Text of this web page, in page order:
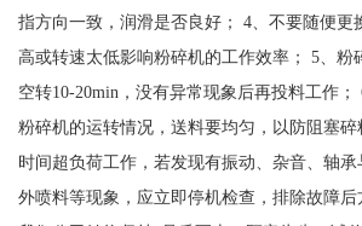
指方向一致，润滑是否良好； 4、不要随便更
高或转速太低影响粉碎机的工作效率； 5、粉
空转10-20min，没有异常现象后再投料工作
粉碎机的运转情况，送料要均匀，以防阻塞
时间超负荷工作，若发现有振动、杂音、轴
外喷料等现象，应立即停机检查，排除故障后